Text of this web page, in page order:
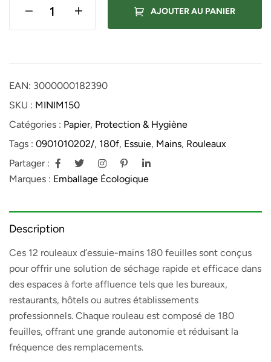
AJOUTER AU PANIER
EAN: 3000000182390
SKU : MINIM150
Catégories : Papier, Protection & Hygiène
Tags : 0901010202/, 180f, Essuie, Mains, Rouleaux
Partager :
Marques : Emballage Écologique
Description
Ces 12 rouleaux d’essuie-mains 180 feuilles sont conçus
pour offrir une solution de séchage rapide et efficace dans
des espaces à forte affluence tels que les bureaux,
restaurants, hôtels ou autres établissements
professionnels. Chaque rouleau est composé de 180
feuilles, offrant une grande autonomie et réduisant la
fréquence des remplacements.